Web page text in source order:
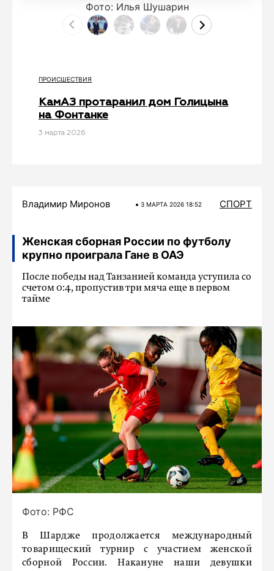
Фото: Илья Шушарин
ПРОИСШЕСТВИЯ
КамАЗ протаранил дом Голицына
на Фонтанке
3 мартa 2026
Владимир Миронов 3 МАРТA 2026 18:52 СПОРТ
Женская сборная России по футболу
крупно проиграла Гане в ОАЭ
После победы над Танзанией команда уступила со
счетом 0:4, пропустив три мяча еще в первом
тайме
Фото: РФС
В Шардже продолжается международный
товарищеский турнир с участием женской
сборной России. Накануне наши девушки